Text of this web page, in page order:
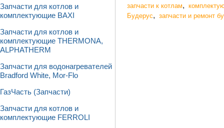
Запчасти для котлов и
комплектующие BAXI
Запчасти для котлов и
комплектующие THERMONA,
ALPHATHERM
Запчасти для водонагревателей
Bradford White, Mor-Flo
ГазЧасть (Запчасти)
Запчасти для котлов и
комплектующие FERROLI
запчасти к котлам,
Будерус, запчасти и ремонт